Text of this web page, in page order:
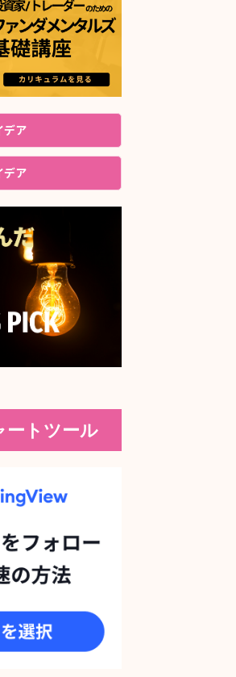
ア
ア
ートツール